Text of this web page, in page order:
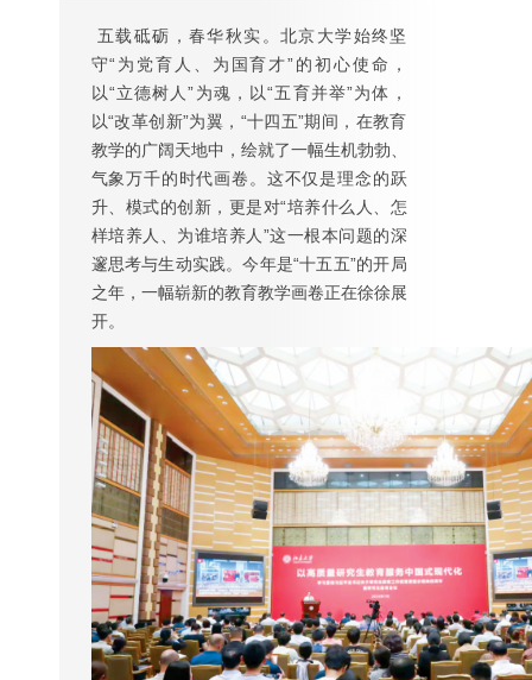
五载砥砺，春华秋实。北京大学始终坚
守“为党育人、为国育才”的初心使命，
以“立德树人”为魂，以“五育并举”为体，
以“改革创新”为翼，“十四五”期间，在教育
教学的广阔天地中，绘就了一幅生机勃勃、
气象万千的时代画卷。这不仅是理念的跃
升、模式的创新，更是对“培养什么人、怎
样培养人、为谁培养人”这一根本问题的深
邃思考与生动实践。今年是“十五五”的开局
之年，一幅崭新的教育教学画卷正在徐徐展
开。